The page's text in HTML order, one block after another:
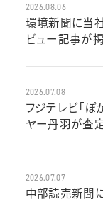
2026.08.06
環境新聞に当
ビュー記事が
2026.07.08
フジテレビ「ぽ
ヤー丹羽が査
2026.07.07
中部読売新聞